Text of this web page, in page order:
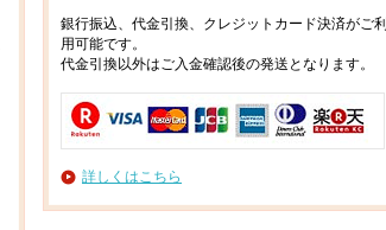
銀行振込、代金引換、クレジットカード決済がご利
用可能です。
代金引換以外はご入金確認後の発送となります。
詳しくはこちら